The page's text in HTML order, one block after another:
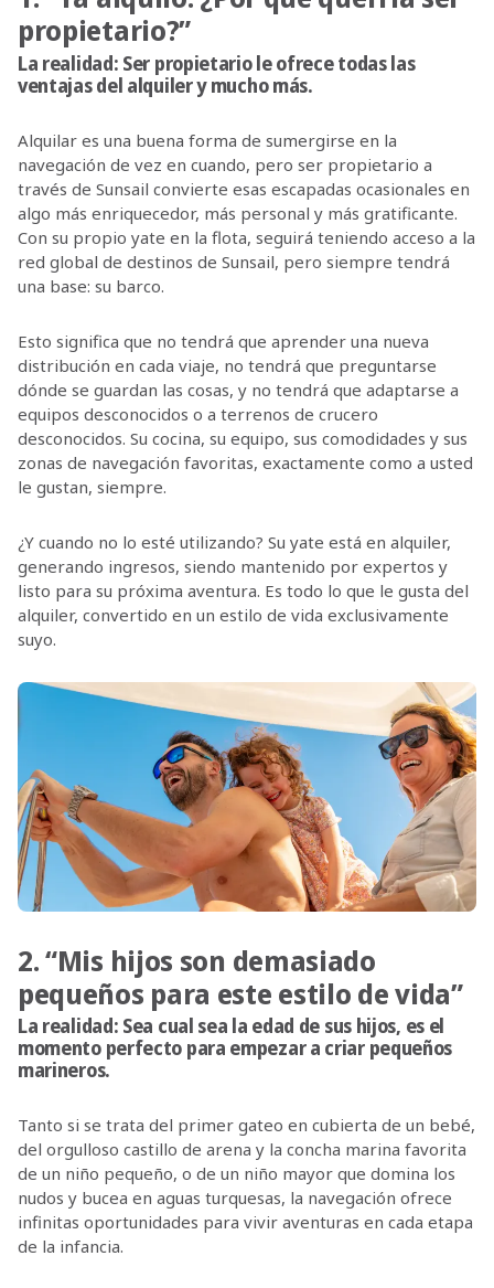
propietario?”
La realidad: Ser propietario le ofrece todas las
ventajas del alquiler y mucho más.
Alquilar es una buena forma de sumergirse en la
navegación de vez en cuando, pero ser propietario a
través de Sunsail convierte esas escapadas ocasionales en
algo más enriquecedor, más personal y más gratificante.
Con su propio yate en la flota, seguirá teniendo acceso a la
red global de destinos de Sunsail, pero siempre tendrá
una base: su barco.
Esto significa que no tendrá que aprender una nueva
distribución en cada viaje, no tendrá que preguntarse
dónde se guardan las cosas, y no tendrá que adaptarse a
equipos desconocidos o a terrenos de crucero
desconocidos. Su cocina, su equipo, sus comodidades y sus
zonas de navegación favoritas, exactamente como a usted
le gustan, siempre.
¿Y cuando no lo esté utilizando? Su yate está en alquiler,
generando ingresos, siendo mantenido por expertos y
listo para su próxima aventura. Es todo lo que le gusta del
alquiler, convertido en un estilo de vida exclusivamente
suyo.
2. “Mis hijos son demasiado
pequeños para este estilo de vida”
La realidad: Sea cual sea la edad de sus hijos, es el
momento perfecto para empezar a criar pequeños
marineros.
Tanto si se trata del primer gateo en cubierta de un bebé,
del orgulloso castillo de arena y la concha marina favorita
de un niño pequeño, o de un niño mayor que domina los
nudos y bucea en aguas turquesas, la navegación ofrece
infinitas oportunidades para vivir aventuras en cada etapa
de la infancia.